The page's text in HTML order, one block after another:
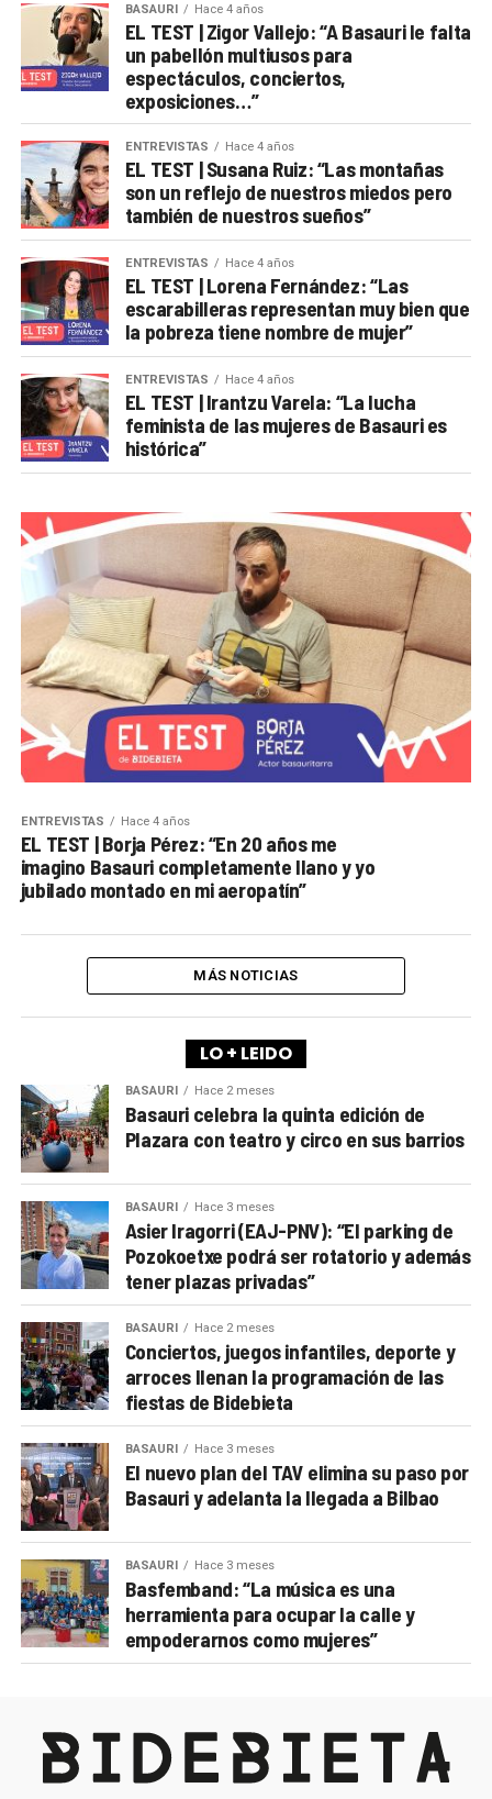
BASAURI Hace 4 años
EL TEST | Zigor Vallejo: “A Basauri le falta
un pabellón multiusos para
espectáculos, conciertos,
exposiciones…”
ENTREVISTAS Hace 4 años
EL TEST | Susana Ruiz: “Las montañas
son un reflejo de nuestros miedos pero
también de nuestros sueños”
ENTREVISTAS Hace 4 años
EL TEST | Lorena Fernández: “Las
escarabilleras representan muy bien que
la pobreza tiene nombre de mujer”
ENTREVISTAS Hace 4 años
EL TEST | Irantzu Varela: “La lucha
feminista de las mujeres de Basauri es
histórica”
ENTREVISTAS Hace 4 años
EL TEST | Borja Pérez: “En 20 años me
imagino Basauri completamente llano y yo
jubilado montado en mi aeropatín”
MÁS NOTICIAS
LO + LEIDO
BASAURI Hace 2 meses
Basauri celebra la quinta edición de
Plazara con teatro y circo en sus barrios
BASAURI Hace 3 meses
Asier Iragorri (EAJ-PNV): “El parking de
Pozokoetxe podrá ser rotatorio y además
tener plazas privadas”
BASAURI Hace 2 meses
Conciertos, juegos infantiles, deporte y
arroces llenan la programación de las
fiestas de Bidebieta
BASAURI Hace 3 meses
El nuevo plan del TAV elimina su paso por
Basauri y adelanta la llegada a Bilbao
BASAURI Hace 3 meses
Basfemband: “La música es una
herramienta para ocupar la calle y
empoderarnos como mujeres”